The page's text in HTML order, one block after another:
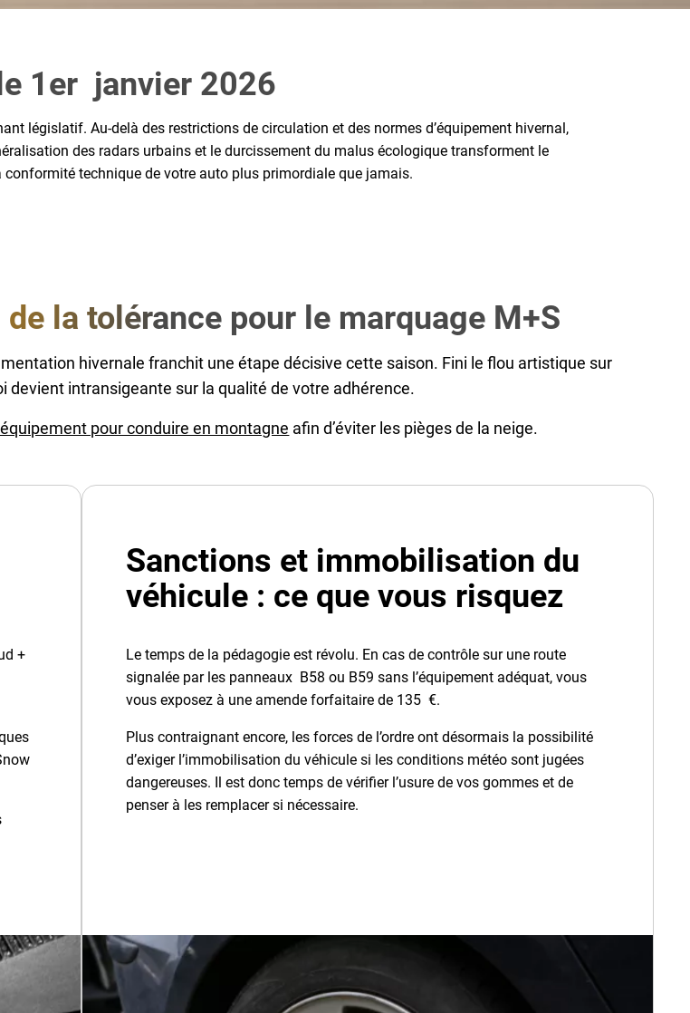
1er janvier 2026
législatif. Au-delà des restrictions de circulation et des normes d’équipement hivernal,
des radars urbains et le durcissement du malus écologique transforment le
technique de votre auto plus primordiale que jamais.
la tolérance pour le marquage M+S
hivernale franchit une étape décisive cette saison. Fini le flou artistique sur
devient intransigeante sur la qualité de votre adhérence.
pour conduire en montagne afin d’éviter les pièges de la neige.
+
Sanctions et immobilisation du
véhicule : ce que vous risquez
Le temps de la pédagogie est révolu. En cas de contrôle sur une route
signalée par les panneaux B58 ou B59 sans l’équipement adéquat, vous
vous exposez à une amende forfaitaire de 135 €.
Plus contraignant encore, les forces de l’ordre ont désormais la possibilité
d’exiger l’immobilisation du véhicule si les conditions météo sont jugées
dangereuses. Il est donc temps de vérifier l’usure de vos gommes et de
penser à les remplacer si nécessaire.